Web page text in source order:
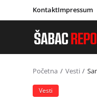
KontaktImpressum
Početna Vesti
Vesti